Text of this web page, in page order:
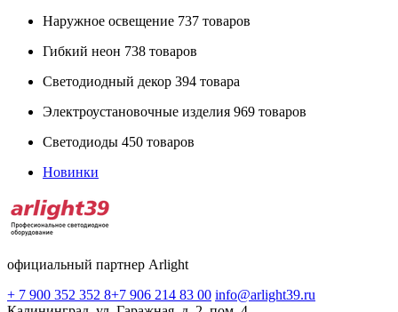
Наружное освещение 737 товаров
Гибкий неон 738 товаров
Светодиодный декор 394 товара
Электроустановочные изделия 969 товаров
Светодиоды 450 товаров
Новинки
официальный партнер Arlight
+ 7 900 352 352 8+7 906 214 83 00 info@arlight39.ru